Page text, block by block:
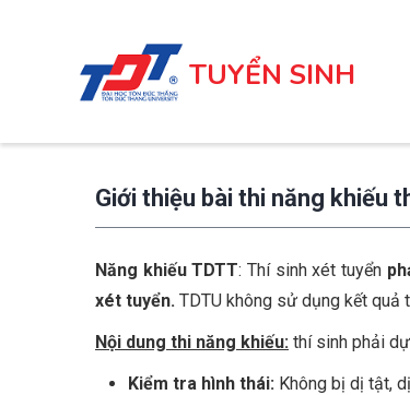
TUYỂN SINH
Giới thiệu bài thi năng khiếu
Năng khiếu TDTT: Thí sinh xét tuyển
xét tuyển. TDTU không sử dụng kết quả
Nội dung thi năng khiếu: thí sinh phải
Kiểm tra hình thái: Không bị dị tật,